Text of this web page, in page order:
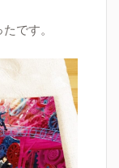
です。